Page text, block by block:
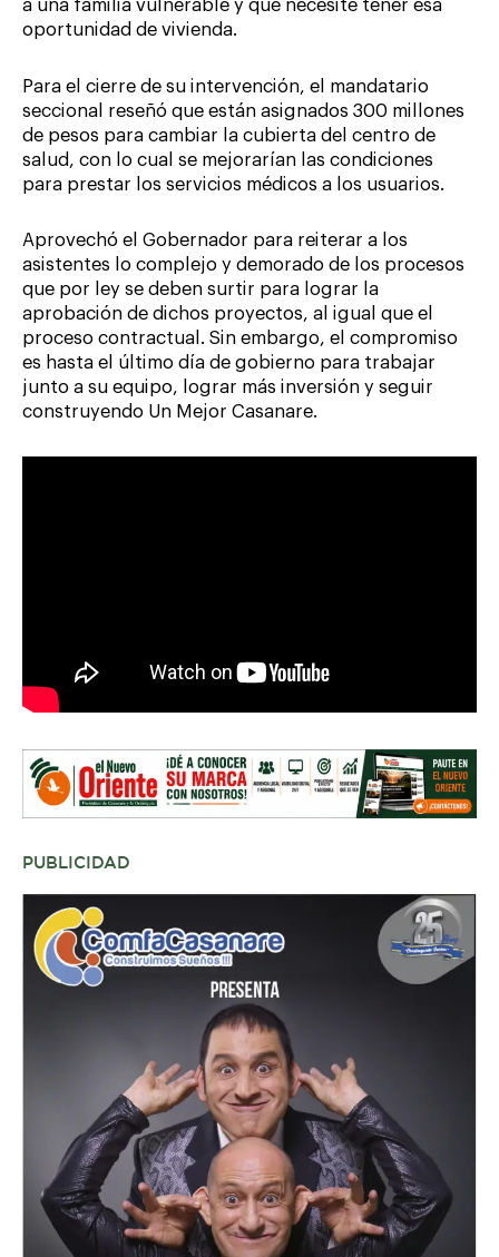
a una familia vulnerable y que necesite tener esa
oportunidad de vivienda.
Para el cierre de su intervención, el mandatario
seccional reseñó que están asignados 300 millones
de pesos para cambiar la cubierta del centro de
salud, con lo cual se mejorarían las condiciones
para prestar los servicios médicos a los usuarios.
Aprovechó el Gobernador para reiterar a los
asistentes lo complejo y demorado de los procesos
que por ley se deben surtir para lograr la
aprobación de dichos proyectos, al igual que el
proceso contractual. Sin embargo, el compromiso
es hasta el último día de gobierno para trabajar
junto a su equipo, lograr más inversión y seguir
construyendo Un Mejor Casanare.
PUBLICIDAD